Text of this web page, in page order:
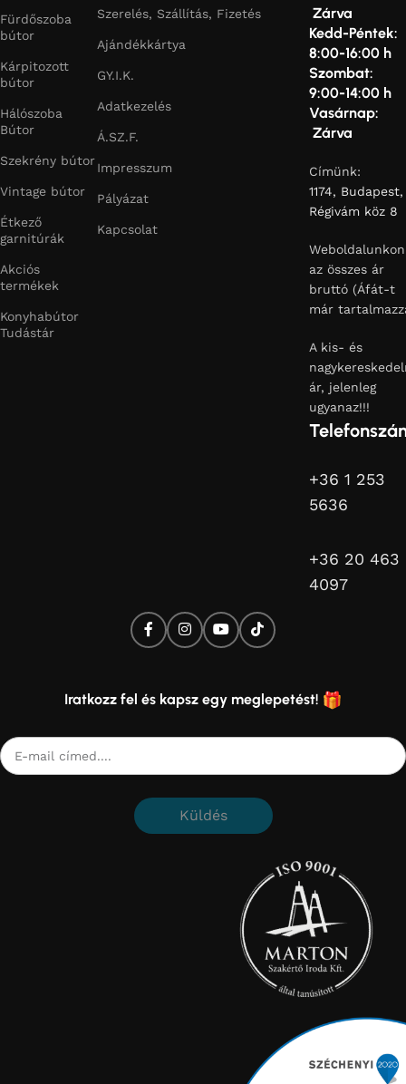
Fürdőszoba
bútor
Kárpitozott
bútor
Hálószoba
Bútor
Szekrény bútor
Vintage bútor
Étkező
garnitúrák
Akciós
termékek
Konyhabútor
Tudástár
Szerelés, Szállítás, Fizetés
Ajándékkártya
GY.I.K.
Adatkezelés
Á.SZ.F.
Impresszum
Pályázat
Kapcsolat
Zárva
Kedd-Péntek:
8:00-16:00 h
Szombat:
9:00-14:00 h
Vasárnap:
Zárva
Címünk:
1174, Budapest,
Régivám köz 8
Weboldalunkon
az összes ár
bruttó (Áfát-t
már
A kis- és
ár, jelenleg
ugyanaz!!!
+36 1 253
5636
+36 20 463
4097
Iratkozz fel és kapsz egy meglepetést!
Küldés